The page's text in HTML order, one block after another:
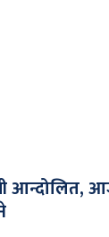
आन्दोलित,